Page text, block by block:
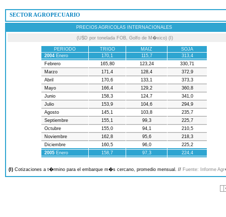
 SECTOR AGROPECUARIO
PRECIOS AGRICOLAS INTERNACIONALES
(U$D por tonelada FOB, Golfo de M�xico) (I)
PERIODO TRIGO MAIZ
SOJA
2004 Enero 170,1 115,7
313,4
Febrero
165,80 123,24
330,71
Marzo
171,4 128,4
372,9
Abril
170,6 133,1
373,3
Mayo
166,4 129,2
360,8
Junio
158,3 124,7
341,0
Julio
153,9 104,6
294,9
Agosto
145,1 103,8
235,7
Septiembre
155,1 99,3
225,7
Octubre
155,0 94,1
210,5
Noviembre
162,8 95,6
218,3
Diciembre
160,5 96,0
225,2
2005 Enero 158,7 97,3 224,4
(I) Cotizaciones a t�rmino para el embarque m�s cercano, promedio mensual. // Fuente: Informe